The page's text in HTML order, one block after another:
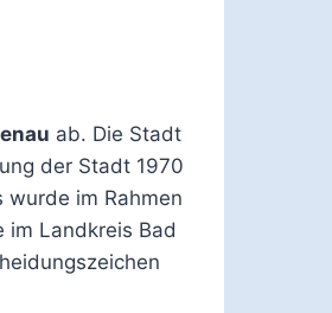
ab. Die Stadt
der Stadt 1970
im Rahmen
Landkreis Bad